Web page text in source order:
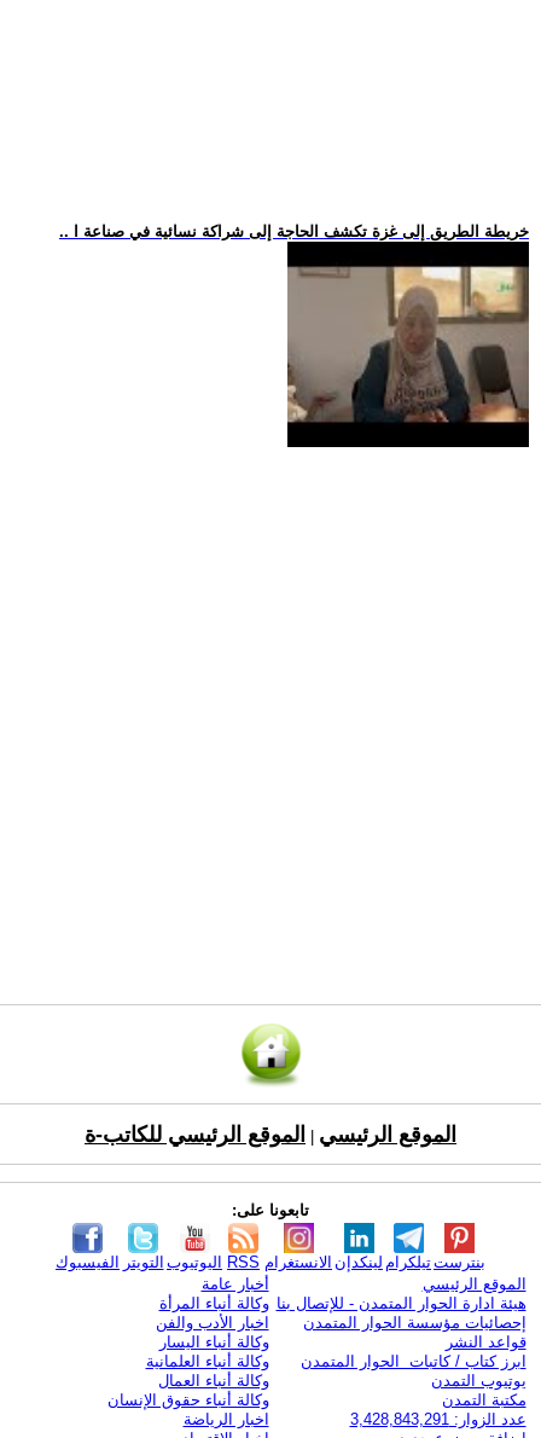
.. خريطة الطريق إلى غزة تكشف الحاجة إلى شراكة نسائية في صناعة ا
الموقع الرئيسي الموقع الرئيسي للكاتب-ة
تابعونا على:
الفيسبوك التويتر اليوتيوب RSS الانستغرام لينكدإن تيلكرامبنترست
الموقع الرئيسي
هيئة ادارة الحوار المتمدن - للإتصال بنا
إحصائيات مؤسسة الحوار المتمدن
قواعد النشر
ابرز كتاب / كاتبات الحوار المتمدن
يوتيوب التمدن
مكتبة التمدن
عدد الزوار: 3,428,843,291
أخبار عامة
وكالة أنباء المرأة
اخبار الأدب والفن
وكالة أنباء اليسار
وكالة أنباء العلمانية
وكالة أنباء العمال
وكالة أنباء حقوق الإنسان
اخبار الرياضة